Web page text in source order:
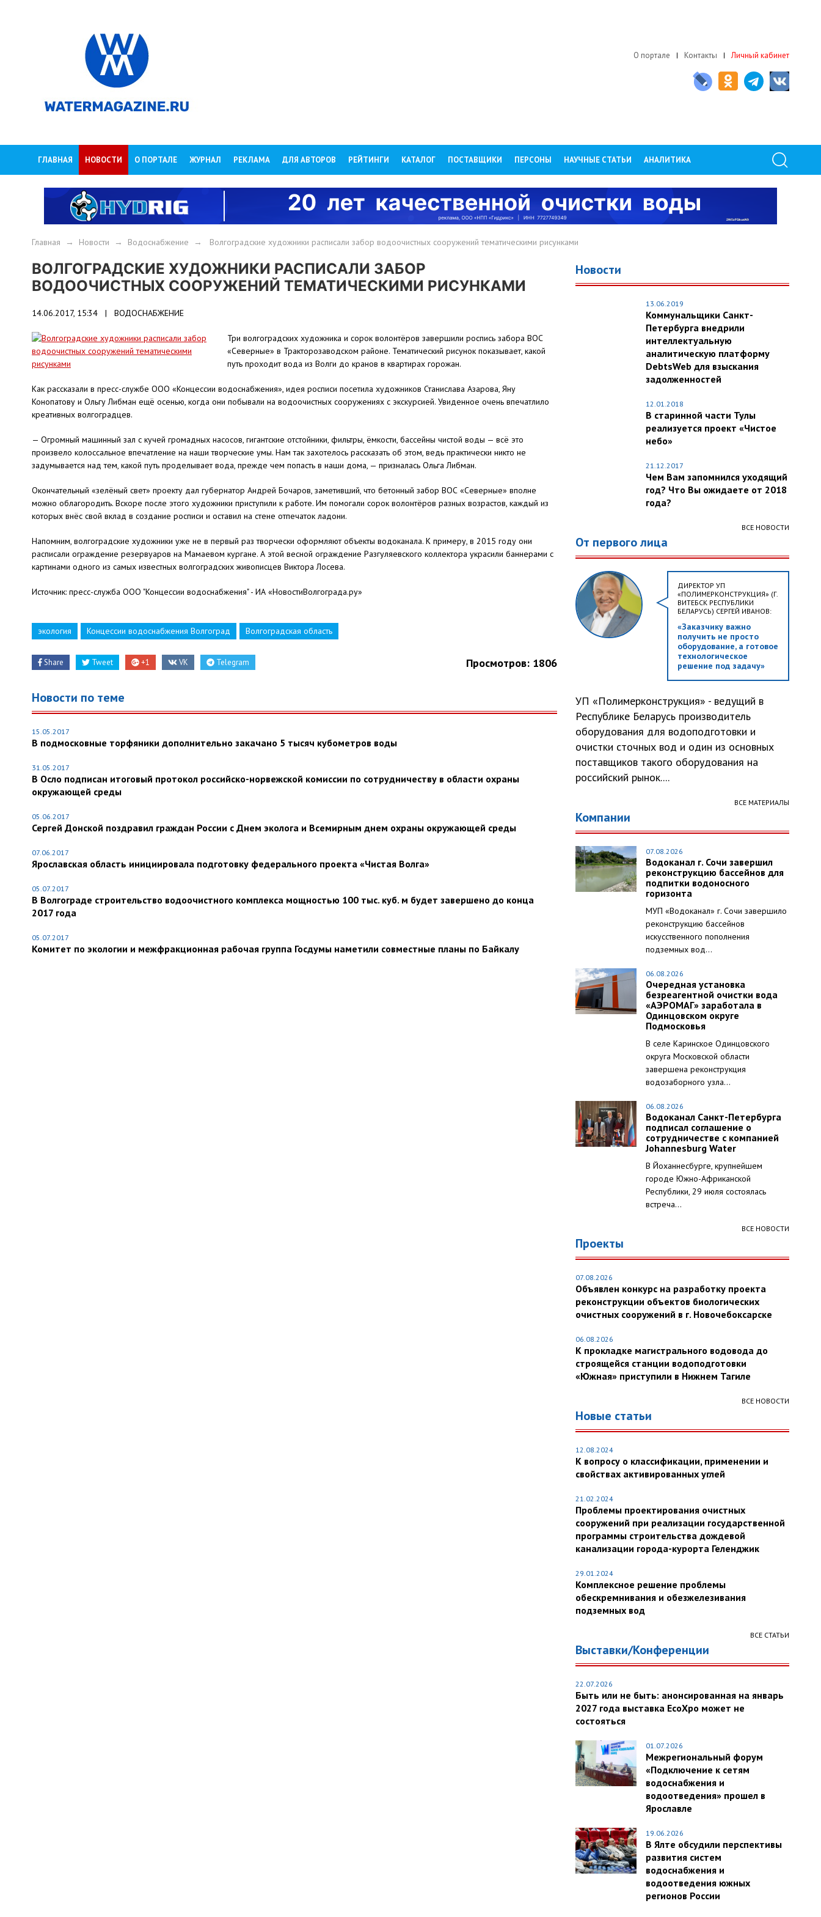
О портале Контакты Личный кабинет
ГЛАВНАЯ НОВОСТИ О ПОРТАЛЕ ЖУРНАЛ РЕКЛАМА ДЛЯ АВТОРОВ РЕЙТИНГИ КАТАЛОГ ПОСТАВЩИКИ ПЕРСОНЫ НАУЧНЫЕ СТАТЬИ АНАЛИТИКА
Главная → Новости → Водоснабжение → Волгоградские художники расписали забор водоочистных сооружений тематическими рисунками
ВОЛГОГРАДСКИЕ ХУДОЖНИКИ РАСПИСАЛИ ЗАБОР
ВОДООЧИСТНЫХ СООРУЖЕНИЙ ТЕМАТИЧЕСКИМИ РИСУНКАМИ
14.06.2017, 15:34 | ВОДОСНАБЖЕНИЕ
Три волгоградских художника и сорок волонтёров завершили роспись забора ВОС
«Северные» в Тракторозаводском районе. Тематический рисунок показывает, какой
путь проходит вода из Волги до кранов в квартирах горожан.
Как рассказали в пресс-службе ООО «Концессии водоснабжения», идея росписи посетила художников Станислава Азарова, Яну
Конопатову и Ольгу Либман ещё осенью, когда они побывали на водоочистных сооружениях с экскурсией. Увиденное очень впечатлило
креативных волгоградцев.
— Огромный машинный зал с кучей громадных насосов, гигантские отстойники, фильтры, ёмкости, бассейны чистой воды — всё это
произвело колоссальное впечатление на наши творческие умы. Нам так захотелось рассказать об этом, ведь практически никто не
задумывается над тем, какой путь проделывает вода, прежде чем попасть в наши дома, — призналась Ольга Либман.
Окончательный «зелёный свет» проекту дал губернатор Андрей Бочаров, заметивший, что бетонный забор ВОС «Северные» вполне
можно облагородить. Вскоре после этого художники приступили к работе. Им помогали сорок волонтёров разных возрастов, каждый из
которых внёс свой вклад в создание росписи и оставил на стене отпечаток ладони.
Напомним, волгоградские художники уже не в первый раз творчески оформляют объекты водоканала. К примеру, в 2015 году они
расписали ограждение резервуаров на Мамаевом кургане. А этой весной ограждение Разгуляевского коллектора украсили баннерами с
картинами одного из самых известных волгоградских живописцев Виктора Лосева.
Источник: пресс-служба ООО "Концессии водоснабжения" - ИА «НовостиВолгограда.ру»
экология Концессии водоснабжения Волгоград Волгоградская область
Share Tweet +1 VK Telegram Просмотров: 1806
Новости по теме
15.05.2017
В подмосковные торфяники дополнительно закачано 5 тысяч кубометров воды
31.05.2017
В Осло подписан итоговый протокол российско-норвежской комиссии по сотрудничеству в области охраны
окружающей среды
05.06.2017
Сергей Донской поздравил граждан России с Днем эколога и Всемирным днем охраны окружающей среды
07.06.2017
Ярославская область инициировала подготовку федерального проекта «Чистая Волга»
05.07.2017
В Волгограде строительство водоочистного комплекса мощностью 100 тыс. куб. м будет завершено до конца
2017 года
05.07.2017
Комитет по экологии и межфракционная рабочая группа Госдумы наметили совместные планы по Байкалу
Новости
13.06.2019
Коммунальщики Санкт-
Петербурга внедрили
интеллектуальную
аналитическую платформу
DebtsWeb для взыскания
задолженностей
12.01.2018
В старинной части Тулы
реализуется проект «Чистое
небо»
21.12.2017
Чем Вам запомнился уходящий
год? Что Вы ожидаете от 2018
года?
ВСЕ НОВОСТИ
От первого лица
ДИРЕКТОР УП
«ПОЛИМЕРКОНСТРУКЦИЯ» (Г.
ВИТЕБСК РЕСПУБЛИКИ
БЕЛАРУСЬ) СЕРГЕЙ ИВАНОВ:
«Заказчику важно
получить не просто
оборудование, а готовое
технологическое
решение под задачу»
УП «Полимерконструкция» - ведущий в
Республике Беларусь производитель
оборудования для водоподготовки и
очистки сточных вод и один из основных
поставщиков такого оборудования на
российский рынок....
ВСЕ МАТЕРИАЛЫ
Компании
07.08.2026
Водоканал г. Сочи завершил
реконструкцию бассейнов для
подпитки водоносного
горизонта
МУП «Водоканал» г. Сочи завершило
реконструкцию бассейнов
искусственного пополнения
подземных вод...
06.08.2026
Очередная установка
безреагентной очистки вода
«АЭРОМАГ» заработала в
Одинцовском округе
Подмосковья
В селе Каринское Одинцовского
округа Московской области
завершена реконструкция
водозаборного узла...
06.08.2026
Водоканал Санкт-Петербурга
подписал соглашение о
сотрудничестве с компанией
Johannesburg Water
В Йоханнесбурге, крупнейшем
городе Южно-Африканской
Республики, 29 июля состоялась
встреча...
ВСЕ НОВОСТИ
Проекты
07.08.2026
Объявлен конкурс на разработку проекта
реконструкции объектов биологических
очистных сооружений в г. Новочебоксарске
06.08.2026
К прокладке магистрального водовода до
строящейся станции водоподготовки
«Южная» приступили в Нижнем Тагиле
ВСЕ НОВОСТИ
Новые статьи
12.08.2024
К вопросу о классификации, применении и
свойствах активированных углей
21.02.2024
Проблемы проектирования очистных
сооружений при реализации государственной
программы строительства дождевой
канализации города-курорта Геленджик
29.01.2024
Комплексное решение проблемы
обескремнивания и обезжелезивания
подземных вод
ВСЕ СТАТЬИ
Выставки/Конференции
22.07.2026
Быть или не быть: анонсированная на январь
2027 года выставка EcoXpo может не
состояться
01.07.2026
Межрегиональный форум
«Подключение к сетям
водоснабжения и
водоотведения» прошел в
Ярославле
19.06.2026
В Ялте обсудили перспективы
развития систем
водоснабжения и
водоотведения южных
регионов России